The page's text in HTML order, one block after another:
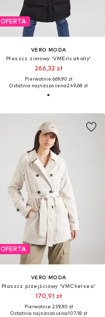
OFERTA
VERO MODA
Płaszcz zimowy 'VMEricaholly'
266,32 zł
Pierwotnie: 669,90 zł
Ostatnia najniższa cena:249,68 zł
OFERTA
VERO MODA
Płaszcz przejściowy 'VMChelsea'
170,91 zł
Pierwotnie: 239,90 zł
Ostatnia najniższa cena:107,18 zł